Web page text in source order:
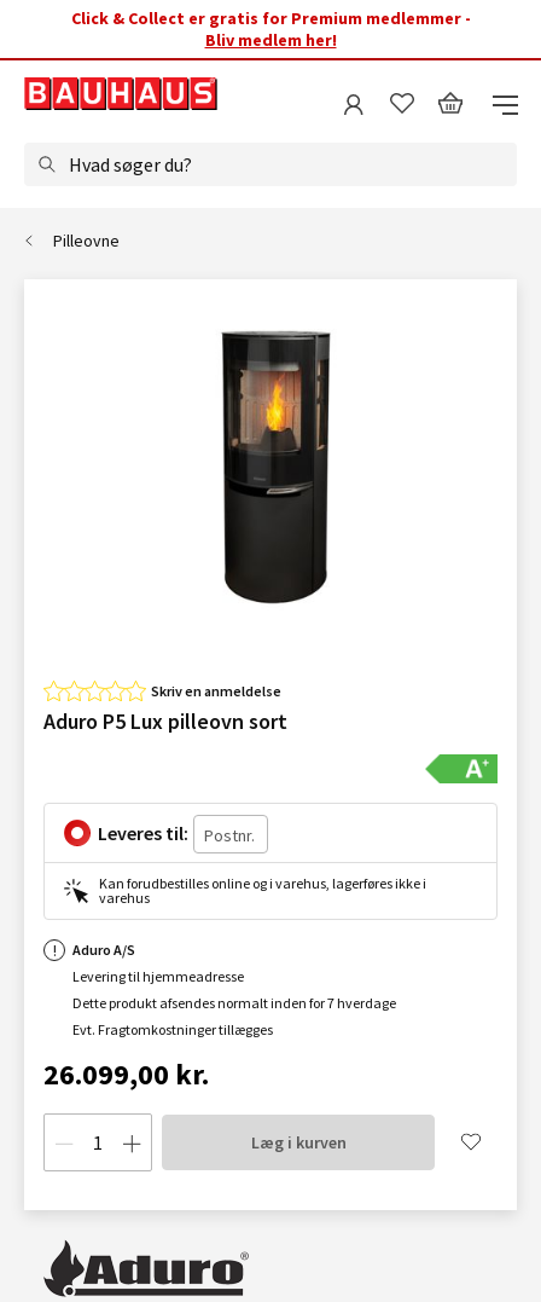
Click & Collect er gratis for Premium medlemmer -
Bliv medlem her!
Hvad søger du?
Pilleovne
Skriv en anmeldelse
Aduro P5 Lux pilleovn sort
Leveres til:
Kan forudbestilles online og i varehus, lagerføres ikke i
varehus
Aduro A/S
Levering til hjemmeadresse
Dette produkt afsendes normalt inden for 7 hverdage
Evt. Fragtomkostninger tillægges
26.099,00 kr.
Læg i kurven